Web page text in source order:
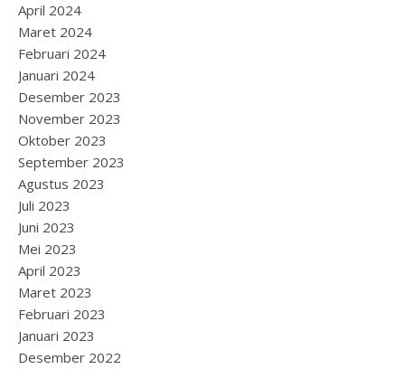
April 2024
Maret 2024
Februari 2024
Januari 2024
Desember 2023
November 2023
Oktober 2023
September 2023
Agustus 2023
Juli 2023
Juni 2023
Mei 2023
April 2023
Maret 2023
Februari 2023
Januari 2023
Desember 2022